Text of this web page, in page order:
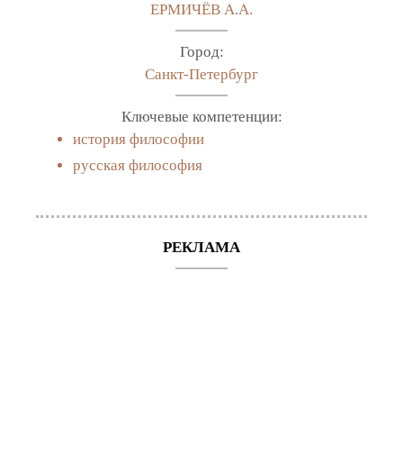
ЕРМИЧЁВ А.А.
Город:
Санкт-Петербург
Ключевые компетенции:
история философии
русская философия
РЕКЛАМА